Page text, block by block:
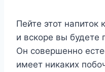
Пейте этот
и вскоре вы будете
Он совершенно
имеет никаких